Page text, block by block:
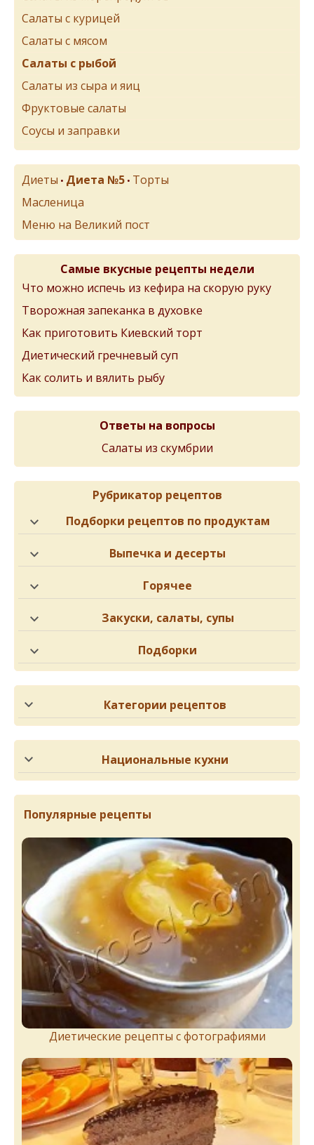
Салаты с курицей
Салаты с мясом
Салаты с рыбой
Салаты из сыра и яиц
Фруктовые салаты
Соусы и заправки
Диеты • Диета №5 • Торты
Масленица
Меню на Великий пост
Самые вкусные рецепты недели
Что можно испечь из кефира на скорую руку
Творожная запеканка в духовке
Как приготовить Киевский торт
Диетический гречневый суп
Как солить и вялить рыбу
Ответы на вопросы
Салаты из скумбрии
Рубрикатор рецептов
Подборки рецептов по продуктам
Выпечка и десерты
Горячее
Закуски, салаты, супы
Подборки
Категории рецептов
Национальные кухни
Популярные рецепты
Диетические рецепты с фотографиями